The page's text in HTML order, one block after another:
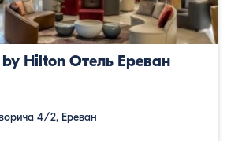
by Hilton Отель Ереван
4/2, Ереван